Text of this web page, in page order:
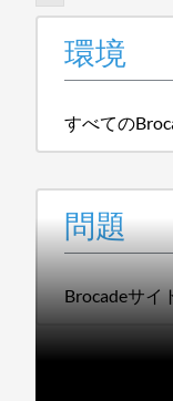
環境
すべての
問題
Brocadeサイ